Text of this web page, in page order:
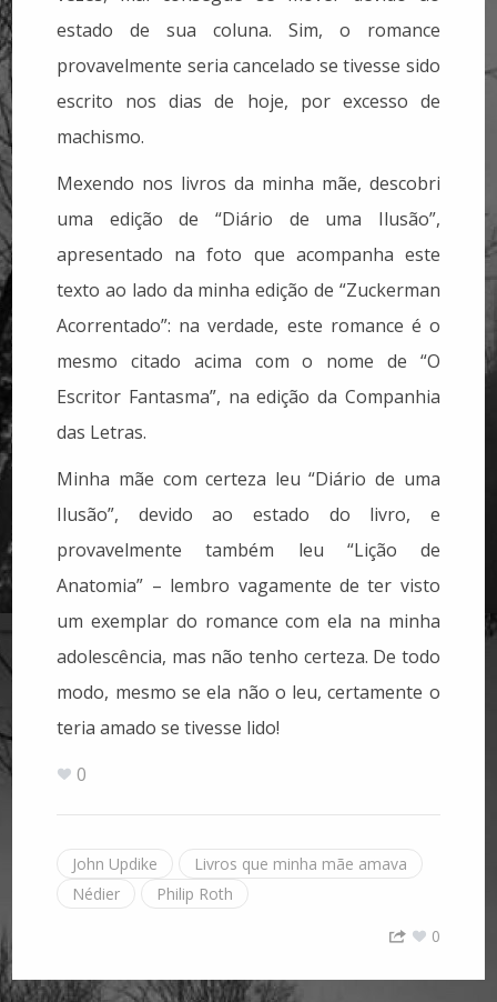
estado de sua coluna. Sim, o romance
provavelmente seria cancelado se tivesse sido
escrito nos dias de hoje, por excesso de
machismo.
Mexendo nos livros da minha mãe, descobri
uma edição de “Diário de uma Ilusão”,
apresentado na foto que acompanha este
texto ao lado da minha edição de “Zuckerman
Acorrentado”: na verdade, este romance é o
mesmo citado acima com o nome de “O
Escritor Fantasma”, na edição da Companhia
das Letras.
Minha mãe com certeza leu “Diário de uma
Ilusão”, devido ao estado do livro, e
provavelmente também leu “Lição de
Anatomia” – lembro vagamente de ter visto
um exemplar do romance com ela na minha
adolescência, mas não tenho certeza. De todo
modo, mesmo se ela não o leu, certamente o
teria amado se tivesse lido!
0
John Updike
Livros que minha mãe amava
Nédier
Philip Roth
0